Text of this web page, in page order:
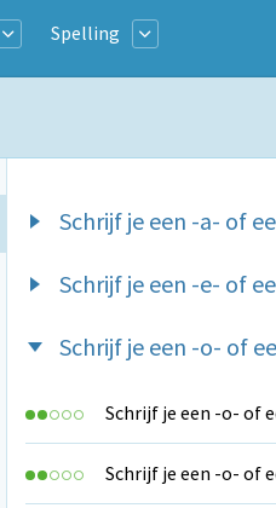
Spelling
Schrijf je een -a- of
Schrijf je een -e- of
Schrijf je een -o- of
Schrijf je een -o- of
Schrijf je een -o- of